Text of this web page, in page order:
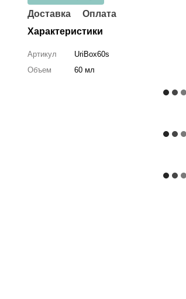
Доставка
Оплата
Характеристики
Артикул
UriBox60s
Объем
60 мл